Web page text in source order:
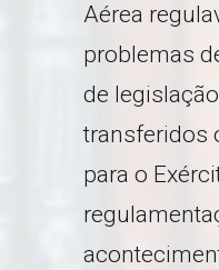
Aérea
problemas
de
transferidos
para o